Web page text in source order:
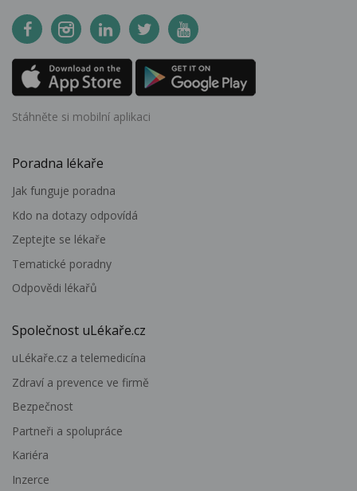
Stáhněte si mobilní aplikaci
Poradna lékaře
Jak funguje poradna
Kdo na dotazy odpovídá
Zeptejte se lékaře
Tematické poradny
Odpovědi lékařů
Společnost uLékaře.cz
uLékaře.cz a telemedicína
Zdraví a prevence ve firmě
Bezpečnost
Partneři a spolupráce
Kariéra
Inzerce